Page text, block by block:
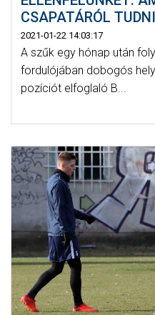
CSAPATÁRÓL
2021-01-22 14:03:17
A szűk egy hónap után
fordulójában dobogós
pozíciót elfoglaló B...